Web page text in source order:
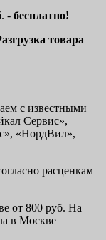
- бесплатно!
товара
с известными
Сервис»,
«НордВил»,
расценкам
от 800 руб. На
в Москве